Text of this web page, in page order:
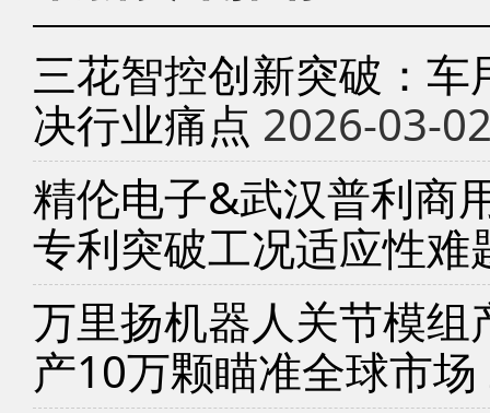
三花智控创新突破：
决行业痛点 2026-03-
精伦电子&武汉普利商
专利突破工况适应性难
万里扬机器人关节模
产10万颗瞄准全球市场